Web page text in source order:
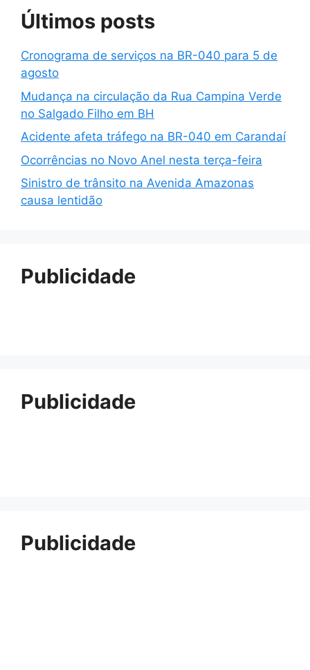
Últimos posts
Cronograma de serviços na BR-040 para 5 de
agosto
Mudança na circulação da Rua Campina Verde
no Salgado Filho em BH
Acidente afeta tráfego na BR-040 em Carandaí
Ocorrências no Novo Anel nesta terça-feira
Sinistro de trânsito na Avenida Amazonas
causa lentidão
Publicidade
Publicidade
Publicidade